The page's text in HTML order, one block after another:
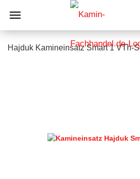
Hajduk Kamineinsatz Smart 1 VTh-S